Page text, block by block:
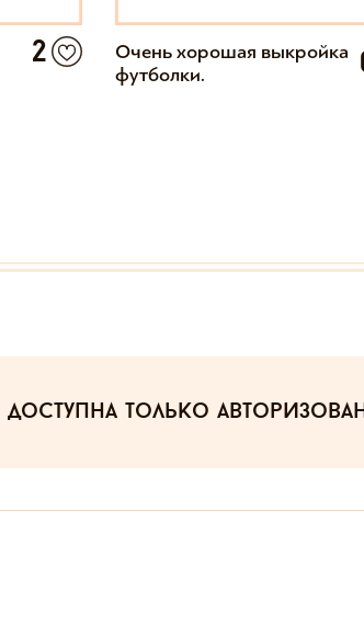
2
Очень хорошая выкройка
футболки.
доступна только